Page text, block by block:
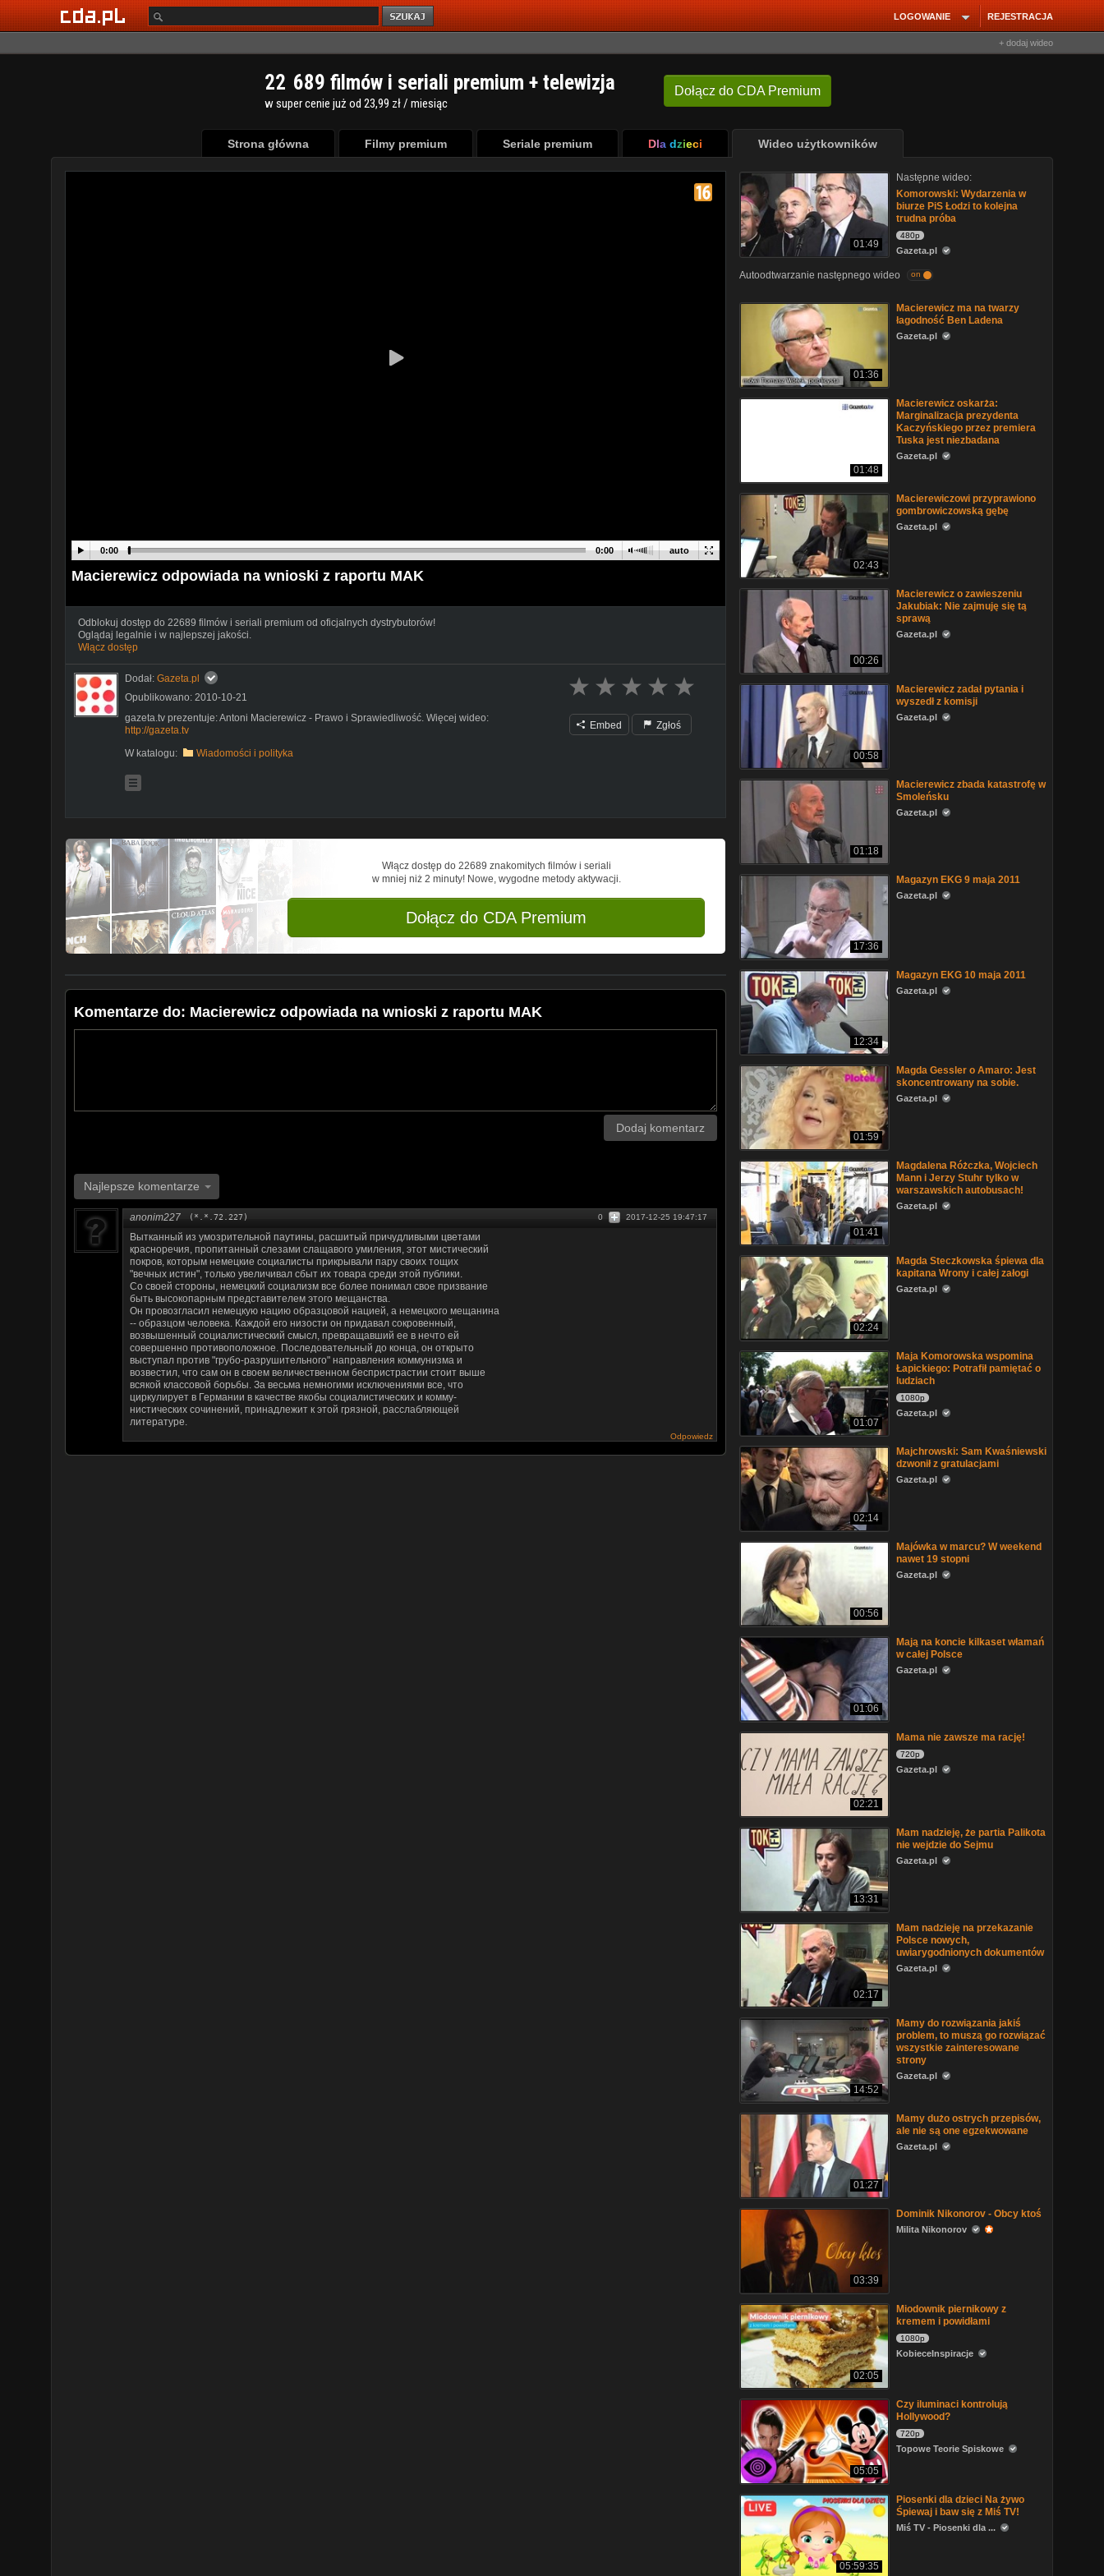
REJESTRACJA
LOGOWANIE
+ dodaj wideo
Dołącz do CDA Premium
22 689 filmów i seriali premium + telewizja
w super cenie już od 23,99 zł / miesiąc
Strona główna Filmy premium Seriale premium Dla dzieci Wideo użytkowników
auto
0:00 0:00
Macierewicz odpowiada na wnioski z raportu MAK
Odblokuj dostęp do 22689 filmów i seriali premium od oficjalnych dystrybutorów!
Oglądaj legalnie i w najlepszej jakości.
Włącz dostęp
Dodał: Gazeta.pl
Opublikowano: 2010-10-21
gazeta.tv prezentuje: Antoni Macierewicz - Prawo i Sprawiedliwość. Więcej wideo:
http://gazeta.tv
W katalogu:
Wiadomości i polityka
Embed Zgłoś
Włącz dostęp do 22689 znakomitych filmów i seriali
w mniej niż 2 minuty! Nowe, wygodne metody aktywacji.
Dołącz do CDA Premium
Komentarze do: Macierewicz odpowiada na wnioski z raportu MAK
Dodaj komentarz
Najlepsze komentarze
anonim227 (*.*.72.227) 2017-12-25 19:47:17
0
Вытканный из умозрительной паутины, расшитый причудливыми цветами
красноречия, пропитанный слезами слащавого умиления, этот мистический
покров, которым немецкие социалисты прикрывали пару своих тощих
"вечных истин", только увеличивал сбыт их товара среди этой публики.
Со своей стороны, немецкий социализм все более понимал свое призвание
быть высокопарным представителем этого мещанства.
Он провозгласил немецкую нацию образцовой нацией, а немецкого мещанина
-- образцом человека. Каждой его низости он придавал сокровенный,
возвышенный социалистический смысл, превращавший ее в нечто ей
совершенно противоположное. Последовательный до конца, он открыто
выступал против "грубо-разрушительного" направления коммунизма и
возвестил, что сам он в своем величественном беспристрастии стоит выше
всякой классовой борьбы. За весьма немногими исключениями все, что
циркулирует в Германии в качестве якобы социалистических и комму-
нистических сочинений, принадлежит к этой грязной, расслабляющей
литературе.
Odpowiedz
01:49
Następne wideo:
Komorowski: Wydarzenia w
biurze PiS Łodzi to kolejna
trudna próba
480p
Gazeta.pl
Autoodtwarzanie następnego wideo on
01:36
Macierewicz ma na twarzy
łagodność Ben Ladena
Gazeta.pl
01:48
Macierewicz oskarża:
Marginalizacja prezydenta
Kaczyńskiego przez premiera
Tuska jest niezbadana
Gazeta.pl
02:43
Macierewiczowi przyprawiono
gombrowiczowską gębę
Gazeta.pl
00:26
Macierewicz o zawieszeniu
Jakubiak: Nie zajmuję się tą
sprawą
Gazeta.pl
00:58
Macierewicz zadał pytania i
wyszedł z komisji
Gazeta.pl
01:18
Macierewicz zbada katastrofę w
Smoleńsku
Gazeta.pl
17:36
Magazyn EKG 9 maja 2011
Gazeta.pl
12:34
Magazyn EKG 10 maja 2011
Gazeta.pl
01:59
Magda Gessler o Amaro: Jest
skoncentrowany na sobie.
Gazeta.pl
01:41
Magdalena Różczka, Wojciech
Mann i Jerzy Stuhr tylko w
warszawskich autobusach!
Gazeta.pl
02:24
Magda Steczkowska śpiewa dla
kapitana Wrony i całej załogi
Gazeta.pl
01:07
Maja Komorowska wspomina
Łapickiego: Potrafił pamiętać o
ludziach
1080p
Gazeta.pl
02:14
Majchrowski: Sam Kwaśniewski
dzwonił z gratulacjami
Gazeta.pl
00:56
Majówka w marcu? W weekend
nawet 19 stopni
Gazeta.pl
01:06
Mają na koncie kilkaset włamań
w całej Polsce
Gazeta.pl
02:21
Mama nie zawsze ma rację!
720p
Gazeta.pl
13:31
Mam nadzieję, że partia Palikota
nie wejdzie do Sejmu
Gazeta.pl
02:17
Mam nadzieję na przekazanie
Polsce nowych,
uwiarygodnionych dokumentów
Gazeta.pl
14:52
Mamy do rozwiązania jakiś
problem, to muszą go rozwiązać
wszystkie zainteresowane
strony
Gazeta.pl
01:27
Mamy dużo ostrych przepisów,
ale nie są one egzekwowane
Gazeta.pl
03:39
Dominik Nikonorov - Obcy ktoś
Milita Nikonorov
02:05
Miodownik piernikowy z
kremem i powidłami
1080p
KobieceInspiracje
05:05
Czy iluminaci kontrolują
Hollywood?
720p
Topowe Teorie Spiskowe
05:59:35
Piosenki dla dzieci Na żywo
Śpiewaj i baw się z Miś TV!
Miś TV - Piosenki dla ...